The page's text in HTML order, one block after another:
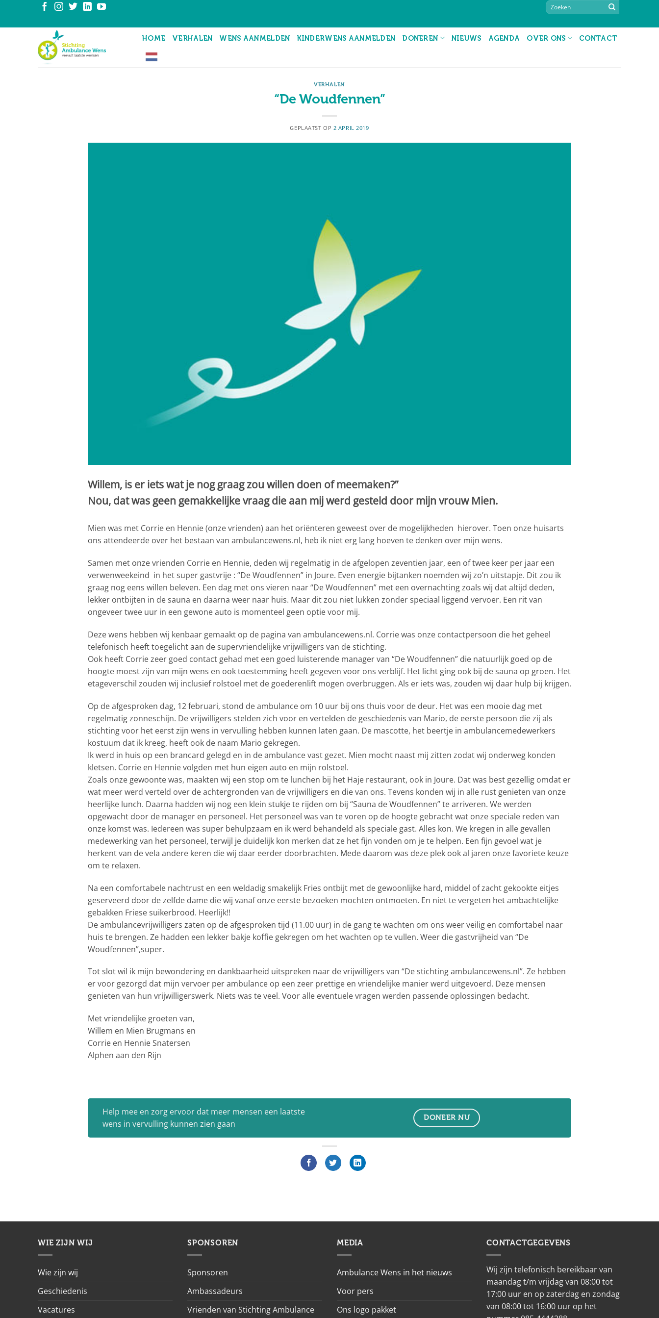
inhoud
HOME VERHALEN WENS AANMELDEN KINDERWENS AANMELDEN DONEREN NIEUWS AGENDA OVER ONS CONTACT
VERHALEN
“De Woudfennen”
GEPLAATST OP 2 APRIL 2019
Willem, is er iets wat je nog graag zou willen doen of meemaken?”
Nou, dat was geen gemakkelijke vraag die aan mij werd gesteld door mijn vrouw Mien.
Mien was met Corrie en Hennie (onze vrienden) aan het oriënteren geweest over de mogelijkheden hierover. Toen onze huisarts
ons attendeerde over het bestaan van ambulancewens.nl, heb ik niet erg lang hoeven te denken over mijn wens.
Samen met onze vrienden Corrie en Hennie, deden wij regelmatig in de afgelopen zeventien jaar, een of twee keer per jaar een
verwenweekeind in het super gastvrije : “De Woudfennen” in Joure. Even energie bijtanken noemden wij zo’n uitstapje. Dit zou ik
graag nog eens willen beleven. Een dag met ons vieren naar “De Woudfennen” met een overnachting zoals wij dat altijd deden,
lekker ontbijten in de sauna en daarna weer naar huis. Maar dit zou niet lukken zonder speciaal liggend vervoer. Een rit van
ongeveer twee uur in een gewone auto is momenteel geen optie voor mij.
Deze wens hebben wij kenbaar gemaakt op de pagina van ambulancewens.nl. Corrie was onze contactpersoon die het geheel
telefonisch heeft toegelicht aan de supervriendelijke vrijwilligers van de stichting.
Ook heeft Corrie zeer goed contact gehad met een goed luisterende manager van “De Woudfennen” die natuurlijk goed op de
hoogte moest zijn van mijn wens en ook toestemming heeft gegeven voor ons verblijf. Het licht ging ook bij de sauna op groen. Het
etageverschil zouden wij inclusief rolstoel met de goederenlift mogen overbruggen. Als er iets was, zouden wij daar hulp bij krijgen.
Op de afgesproken dag, 12 februari, stond de ambulance om 10 uur bij ons thuis voor de deur. Het was een mooie dag met
regelmatig zonneschijn. De vrijwilligers stelden zich voor en vertelden de geschiedenis van Mario, de eerste persoon die zij als
stichting voor het eerst zijn wens in vervulling hebben kunnen laten gaan. De mascotte, het beertje in ambulancemedewerkers
kostuum dat ik kreeg, heeft ook de naam Mario gekregen.
Ik werd in huis op een brancard gelegd en in de ambulance vast gezet. Mien mocht naast mij zitten zodat wij onderweg konden
kletsen. Corrie en Hennie volgden met hun eigen auto en mijn rolstoel.
Zoals onze gewoonte was, maakten wij een stop om te lunchen bij het Haje restaurant, ook in Joure. Dat was best gezellig omdat er
wat meer werd verteld over de achtergronden van de vrijwilligers en die van ons. Tevens konden wij in alle rust genieten van onze
heerlijke lunch. Daarna hadden wij nog een klein stukje te rijden om bij “Sauna de Woudfennen” te arriveren. We werden
opgewacht door de manager en personeel. Het personeel was van te voren op de hoogte gebracht wat onze speciale reden van
onze komst was. Iedereen was super behulpzaam en ik werd behandeld als speciale gast. Alles kon. We kregen in alle gevallen
medewerking van het personeel, terwijl je duidelijk kon merken dat ze het fijn vonden om je te helpen. Een fijn gevoel wat je
herkent van de vela andere keren die wij daar eerder doorbrachten. Mede daarom was deze plek ook al jaren onze favoriete keuze
om te relaxen.
Na een comfortabele nachtrust en een weldadig smakelijk Fries ontbijt met de gewoonlijke hard, middel of zacht gekookte eitjes
geserveerd door de zelfde dame die wij vanaf onze eerste bezoeken mochten ontmoeten. En niet te vergeten het ambachtelijke
gebakken Friese suikerbrood. Heerlijk!!
De ambulancevrijwilligers zaten op de afgesproken tijd (11.00 uur) in de gang te wachten om ons weer veilig en comfortabel naar
huis te brengen. Ze hadden een lekker bakje koffie gekregen om het wachten op te vullen. Weer die gastvrijheid van “De
Woudfennen”,super.
Tot slot wil ik mijn bewondering en dankbaarheid uitspreken naar de vrijwilligers van “De stichting ambulancewens.nl”. Ze hebben
er voor gezorgd dat mijn vervoer per ambulance op een zeer prettige en vriendelijke manier werd uitgevoerd. Deze mensen
genieten van hun vrijwilligerswerk. Niets was te veel. Voor alle eventuele vragen werden passende oplossingen bedacht.
Met vriendelijke groeten van,
Willem en Mien Brugmans en
Corrie en Hennie Snatersen
Alphen aan den Rijn
Help mee en zorg ervoor dat meer mensen een laatste
wens in vervulling kunnen zien gaan
DONEER NU
WIE ZIJN WIJ
Wie zijn wij
Geschiedenis
Vacatures
SPONSOREN
Sponsoren
Ambassadeurs
Vrienden van Stichting Ambulance
MEDIA
Ambulance Wens in het nieuws
Voor pers
Ons logo pakket
CONTACTGEGEVENS
Wij zijn telefonisch bereikbaar van
maandag t/m vrijdag van 08:00 tot
17:00 uur en op zaterdag en zondag
van 08:00 tot 16:00 uur op het